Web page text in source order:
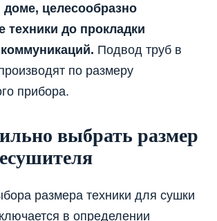
доме, целесообразно
техники до прокладки
Подвод труб в
по размеру
прибора.
выбрать размер
размера техники для сушки
в определении